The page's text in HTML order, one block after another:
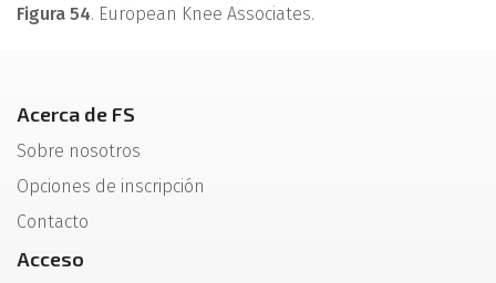
Figura 54. European Knee Associates.
Acerca de FS
Sobre nosotros
Opciones de inscripción
Contacto
Acceso